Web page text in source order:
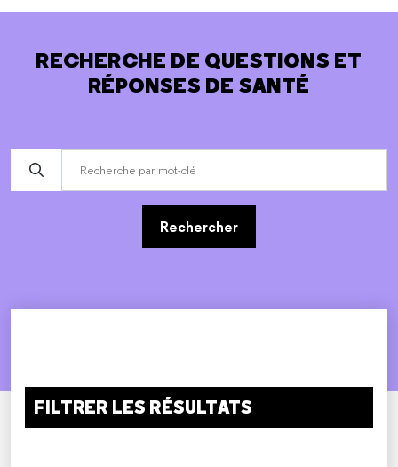
RECHERCHE DE QUESTIONS ET
RÉPONSES DE SANTÉ
Rechercher
FILTRER LES RÉSULTATS